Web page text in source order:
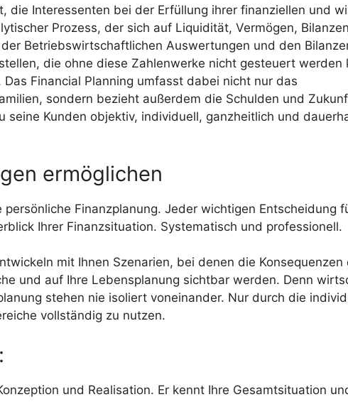
die Interessenten bei der Erfüllung ihrer finanziellen und
Prozess, der sich auf Liquidität, Vermögen,
Betriebswirtschaftlichen Auswertungen und den
die ohne diese Zahlenwerke nicht gesteuert werden
Financial Planning umfasst dabei nicht nur das
sondern bezieht außerdem die Schulden und
seine Kunden objektiv, individuell, ganzheitlich und
ermöglichen
Finanzplanung. Jeder wichtigen Entscheidung
Ihrer Finanzsituation. Systematisch und professionell.
mit Ihnen Szenarien, bei denen die Konsequenzen
und auf Ihre Lebensplanung sichtbar werden. Denn
stehen nie isoliert voneinander. Nur durch die
vollständig zu nutzen.
und Realisation. Er kennt Ihre Gesamtsituation